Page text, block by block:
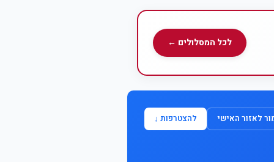
מאמרים ומדריכים
תשואות היסטוריות
מעקב שוק ההון | גמלטופ
תנאי שימוש
לכל המסלולים ←
לאזור האישי להצטרפות ↓